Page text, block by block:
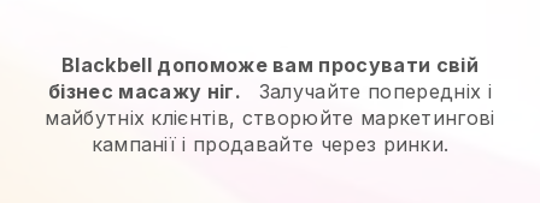
Blackbell допоможе вам просувати свій
бізнес масажу ніг.
Залучайте попередніх і
майбутніх клієнтів, створюйте маркетингові
кампанії і продавайте через ринки.